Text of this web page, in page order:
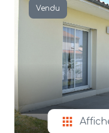
contact
Vendu